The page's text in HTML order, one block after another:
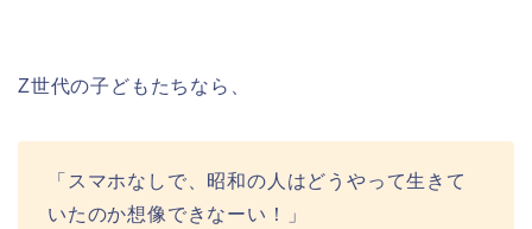
Z世代の子どもたちなら、
「スマホなしで、昭和の人はどうやって生きて
いたのか想像できなーい！」